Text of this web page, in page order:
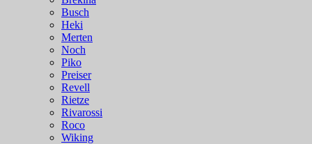
Busch
Heki
Merten
Noch
Piko
Preiser
Revell
Rietze
Rivarossi
Roco
Wiking